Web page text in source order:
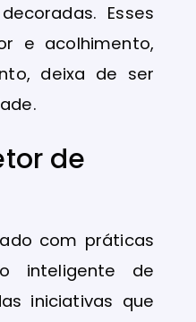
Esses
e acolhimento,
deixa de ser
de
com práticas
inteligente de
iniciativas que